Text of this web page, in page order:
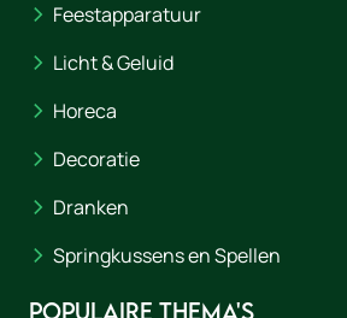
Feestapparatuur
Licht & Geluid
Horeca
Decoratie
Dranken
Springkussens en Spellen
Populaire thema's